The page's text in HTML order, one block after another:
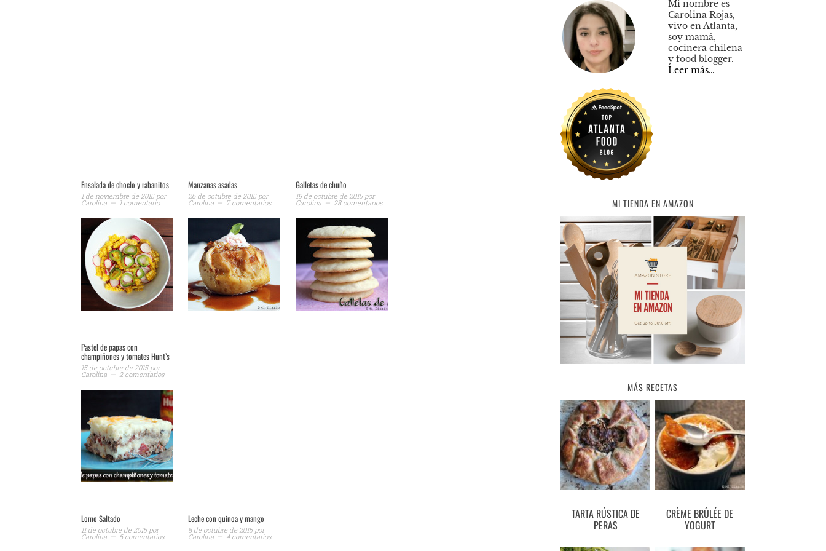
Ensalada de choclo y rabanitos
1 de noviembre de 2015por
Carolina 1 comentario
Manzanas asadas
26 de octubre de 2015por
Carolina 7 comentarios
Galletas de chuño
19 de octubre de 2015por
Carolina 28 comentarios
Pastel de papas con
champiñones y tomates Hunt’s
15 de octubre de 2015por
Carolina 2 comentarios
Lomo Saltado
11 de octubre de 2015por
Carolina 6 comentarios
Leche con quinoa y mango
8 de octubre de 2015por
Carolina 4 comentarios
Mi nombre es
Carolina Rojas,
vivo en Atlanta,
soy mamá,
cocinera chilena
y food blogger.
Leer más…
MI TIENDA EN AMAZON
MÁS RECETAS
TARTA RÚSTICA DE
PERAS
CRÈME BRÛLÉE DE
YOGURT